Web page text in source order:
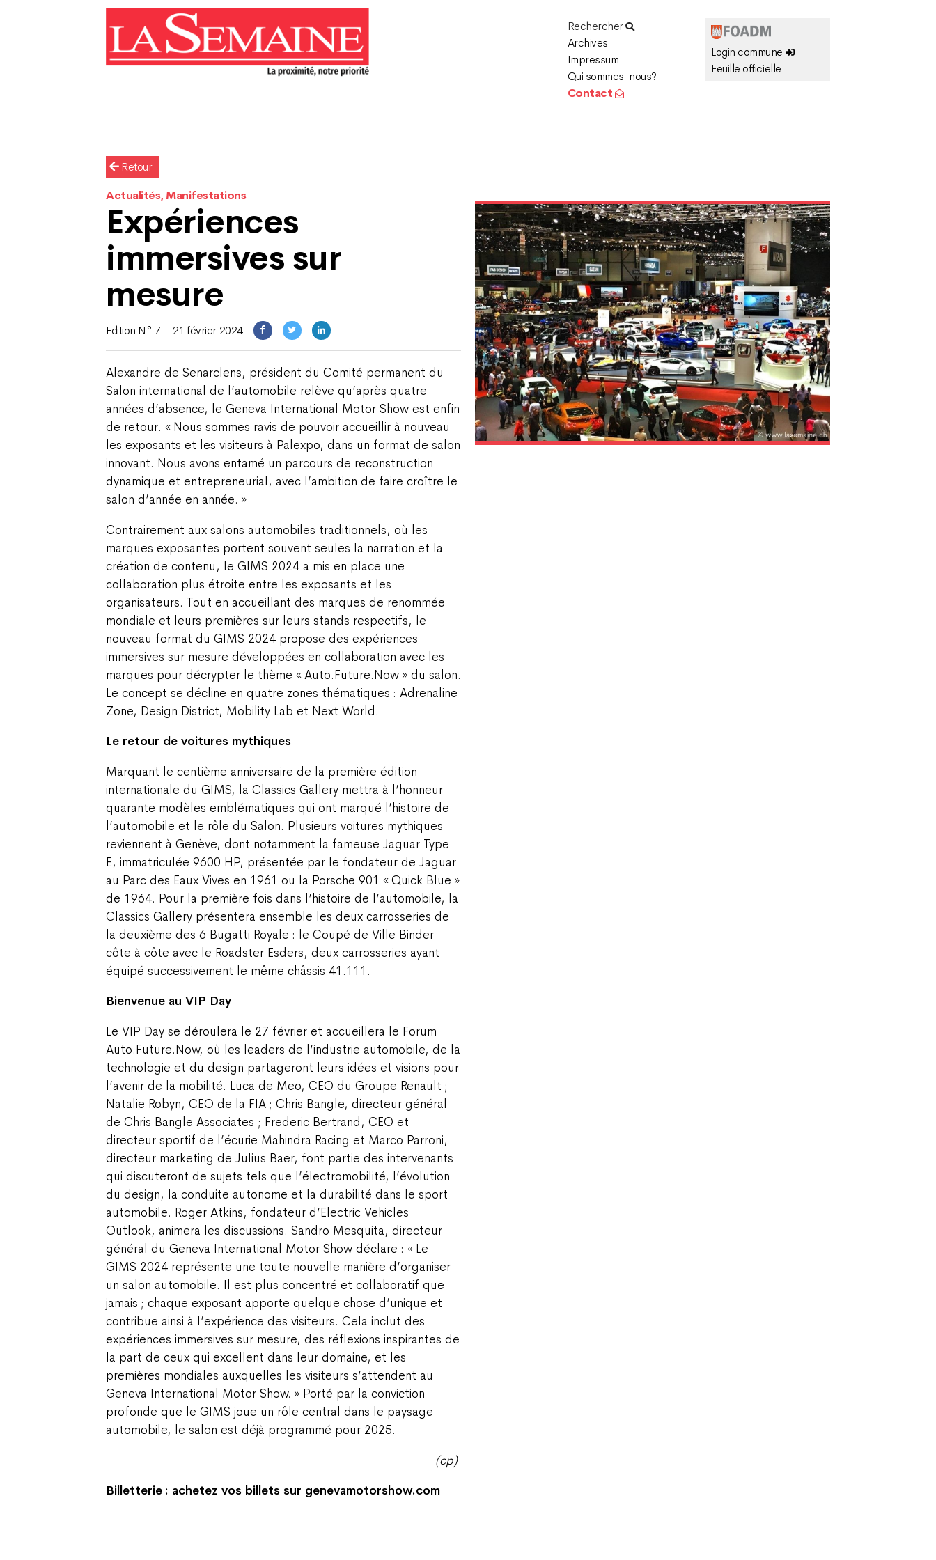
Rechercher
Archives
Impressum
Qui sommes-nous?
Contact
Login commune
Feuille officielle
Retour
Actualités, Manifestations
Expériences
immersives sur
mesure
Edition N° 7 – 21 février 2024
Alexandre de Senarclens, président du Comité permanent du
Salon international de l’automobile relève qu’après quatre
années d’absence, le Geneva International Motor Show est enfin
de retour. « Nous sommes ravis de pouvoir accueillir à nouveau
les exposants et les visiteurs à Palexpo, dans un format de salon
innovant. Nous avons entamé un parcours de reconstruction
dynamique et entrepreneurial, avec l’ambition de faire croître le
salon d’année en année. »
Contrairement aux salons automobiles traditionnels, où les
marques exposantes portent souvent seules la narration et la
création de contenu, le GIMS 2024 a mis en place une
collaboration plus étroite entre les exposants et les
organisateurs. Tout en accueillant des marques de renommée
mondiale et leurs premières sur leurs stands respectifs, le
nouveau format du GIMS 2024 propose des expériences
immersives sur mesure développées en collaboration avec les
marques pour décrypter le thème « Auto.Future.Now » du salon.
Le concept se décline en quatre zones thématiques : Adrenaline
Zone, Design District, Mobility Lab et Next World.
Le retour de voitures mythiques
Marquant le centième anniversaire de la première édition
internationale du GIMS, la Classics Gallery mettra à l’honneur
quarante modèles emblématiques qui ont marqué l’histoire de
l’automobile et le rôle du Salon. Plusieurs voitures mythiques
reviennent à Genève, dont notamment la fameuse Jaguar Type
E, immatriculée 9600 HP, présentée par le fondateur de Jaguar
au Parc des Eaux Vives en 1961 ou la Porsche 901 « Quick Blue »
de 1964. Pour la première fois dans l’histoire de l’automobile, la
Classics Gallery présentera ensemble les deux carrosseries de
la deuxième des 6 Bugatti Royale : le Coupé de Ville Binder
côte à côte avec le Roadster Esders, deux carrosseries ayant
équipé successivement le même châssis 41.111.
Bienvenue au VIP Day
Le VIP Day se déroulera le 27 février et accueillera le Forum
Auto.Future.Now, où les leaders de l’industrie automobile, de la
technologie et du design partageront leurs idées et visions pour
l’avenir de la mobilité. Luca de Meo, CEO du Groupe Renault ;
Natalie Robyn, CEO de la FIA ; Chris Bangle, directeur général
de Chris Bangle Associates ; Frederic Bertrand, CEO et
directeur sportif de l’écurie Mahindra Racing et Marco Parroni,
directeur marketing de Julius Baer, font partie des intervenants
qui discuteront de sujets tels que l’électromobilité, l’évolution
du design, la conduite autonome et la durabilité dans le sport
automobile. Roger Atkins, fondateur d’Electric Vehicles
Outlook, animera les discussions. Sandro Mesquita, directeur
général du Geneva International Motor Show déclare : « Le
GIMS 2024 représente une toute nouvelle manière d’organiser
un salon automobile. Il est plus concentré et collaboratif que
jamais ; chaque exposant apporte quelque chose d’unique et
contribue ainsi à l’expérience des visiteurs. Cela inclut des
expériences immersives sur mesure, des réflexions inspirantes de
la part de ceux qui excellent dans leur domaine, et les
premières mondiales auxquelles les visiteurs s’attendent au
Geneva International Motor Show. » Porté par la conviction
profonde que le GIMS joue un rôle central dans le paysage
automobile, le salon est déjà programmé pour 2025.
(cp)
Billetterie : achetez vos billets sur genevamotorshow.com